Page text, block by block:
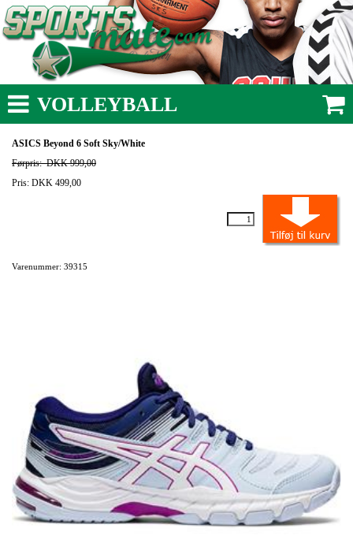
VOLLEYBALL
ASICS Beyond 6 Soft Sky/White
Førpris:DKK 999,00
Pris: DKK 499,00
Varenummer: 39315